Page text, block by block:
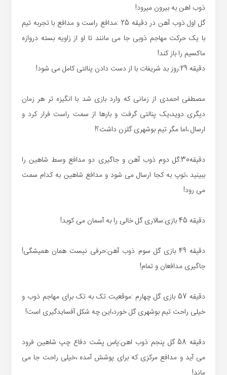
ذوب اهن به بیرون میرود!
گل اول ذوب آهن در دقیقه 25 :مدافع راست و مدافع با تجربه تیم
با یک حرکت مهاجم ذوبی جا می مانند تا او از زاویه بسته دروازه
ماکسیم را باز کند!
دقیقه 29:روز بد شریفات با از دست دادن پنالتی کامل می شود!
مصطفی احمدی از زمانی که وارد بازی شد با انگیزه تر هر زمان
دیگری دوید،یک پنالتی گرفت و بارها از سمت راست فرار کرد و
ارسال ،اما مگر تیم بوشهری گلزن داشت؟!
دقیقه30:گل دوم ذوب آهن و جاگیری دو مدافع وسط شاهین را
ببینید ،توپ به کجا ارسال می شود و مدافع شاهین به کدام سمت
می رود!
دقیقه 45 بازی:سالاری گل خالی را به آسمان می کوبد!
دقیقه 49 بازی گل سوم ذوب آهن:حرفی نیست همان همیشگی!
جاگیری مدافعان و تمام!
دقیقه 57 بازی گل چهارم :موقعیت تک به تک برای مهاجم ذوب و
خیلی راحت تیم بوشهری گل خورد،این چه شکل آفسایدگیری است!
دقیقه 58 گل پنجم ذوب اهن:پاس پشت دفاع چپ شاهین فرود
می آید و مدافع مرکزی که برای پوشش آمده ،خیلی راحت جا می